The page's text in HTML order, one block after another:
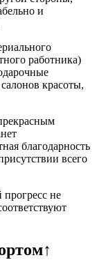
и
работника)
красоты,
благодарность
всего
не